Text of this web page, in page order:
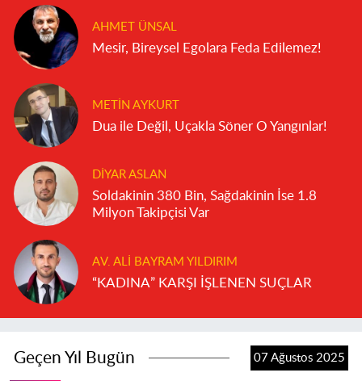
AHMET ÜNSAL
Mesir, Bireysel Egolara Feda Edilemez!
METIN AYKURT
Dua ile Değil, Uçakla Söner O Yangınlar!
DIYAR ASLAN
Soldakinin 380 Bin, Sağdakinin İse 1.8
Milyon Takipçisi Var
AV. ALI BAYRAM YILDIRIM
“KADINA” KARŞI İŞLENEN SUÇLAR
Geçen Yıl Bugün 07 Ağustos 2025